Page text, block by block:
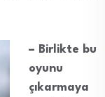
– Birlikte bu
oyunu
çıkarmaya